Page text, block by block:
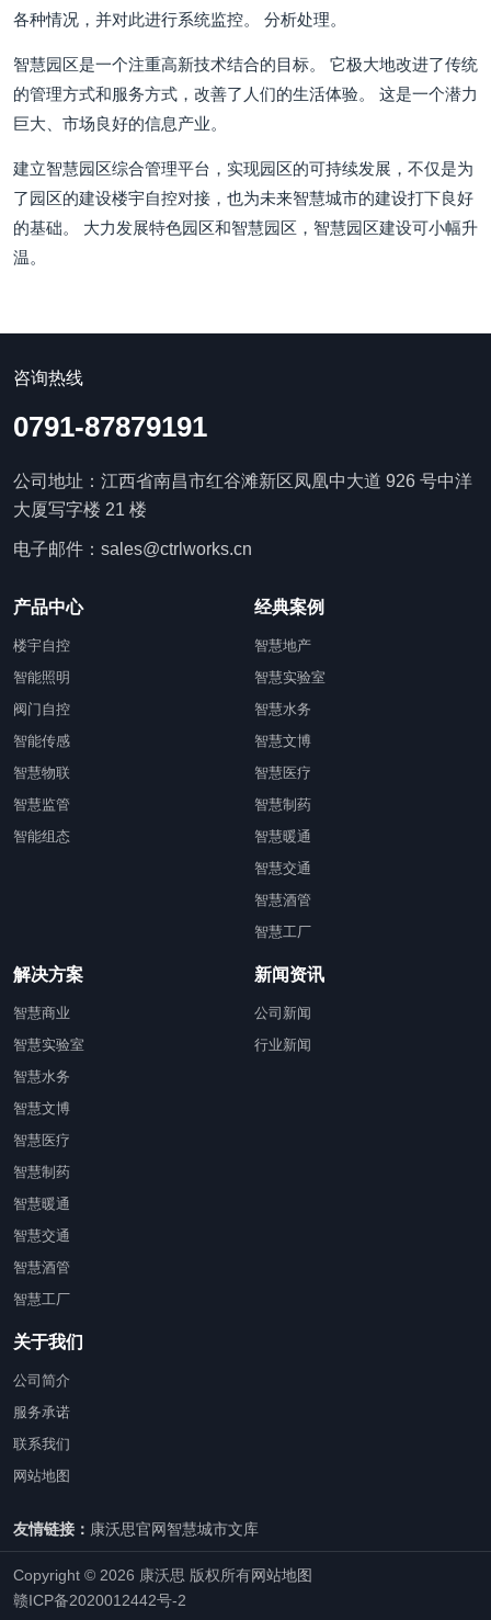
各种情况，并对此进行系统监控。 分析处理。
智慧园区是一个注重高新技术结合的目标。 它极大地改进了传统
的管理方式和服务方式，改善了人们的生活体验。 这是一个潜力
巨大、市场良好的信息产业。
建立智慧园区综合管理平台，实现园区的可持续发展，不仅是为
了园区的建设楼宇自控对接，也为未来智慧城市的建设打下良好
的基础。 大力发展特色园区和智慧园区，智慧园区建设可小幅升
温。
咨询热线
0791-87879191
公司地址：江西省南昌市红谷滩新区凤凰中大道 926 号中洋
大厦写字楼 21 楼
电子邮件：sales@ctrlworks.cn
产品中心
楼宇自控
智能照明
阀门自控
智能传感
智慧物联
智慧监管
智能组态
经典案例
智慧地产
智慧实验室
智慧水务
智慧文博
智慧医疗
智慧制药
智慧暖通
智慧交通
智慧酒管
智慧工厂
解决方案
智慧商业
智慧实验室
智慧水务
智慧文博
智慧医疗
智慧制药
智慧暖通
智慧交通
智慧酒管
智慧工厂
新闻资讯
公司新闻
行业新闻
关于我们
公司简介
服务承诺
联系我们
网站地图
友情链接： 康沃思官网智慧城市文库
Copyright © 2026 康沃思 版权所有网站地图
赣ICP备2020012442号-2